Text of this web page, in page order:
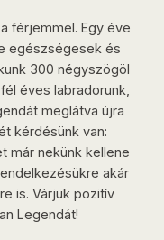
férjemmel. Egy éve
egészségesek és
300 négyszögöl
éves labradorunk,
meglátva újra
kérdésünk van:
már nekünk kellene
akár
is. Várjuk pozitív
Legendát!